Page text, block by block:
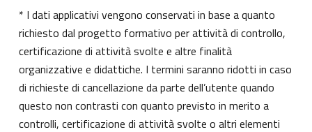
* I dati applicativi vengono conservati in base a quanto
richiesto dal progetto formativo per attività di controllo,
certificazione di attività svolte e altre finalità
organizzative e didattiche. I termini saranno ridotti in caso
di richieste di cancellazione da parte dell’utente quando
questo non contrasti con quanto previsto in merito a
controlli, certificazione di attività svolte o altri elementi